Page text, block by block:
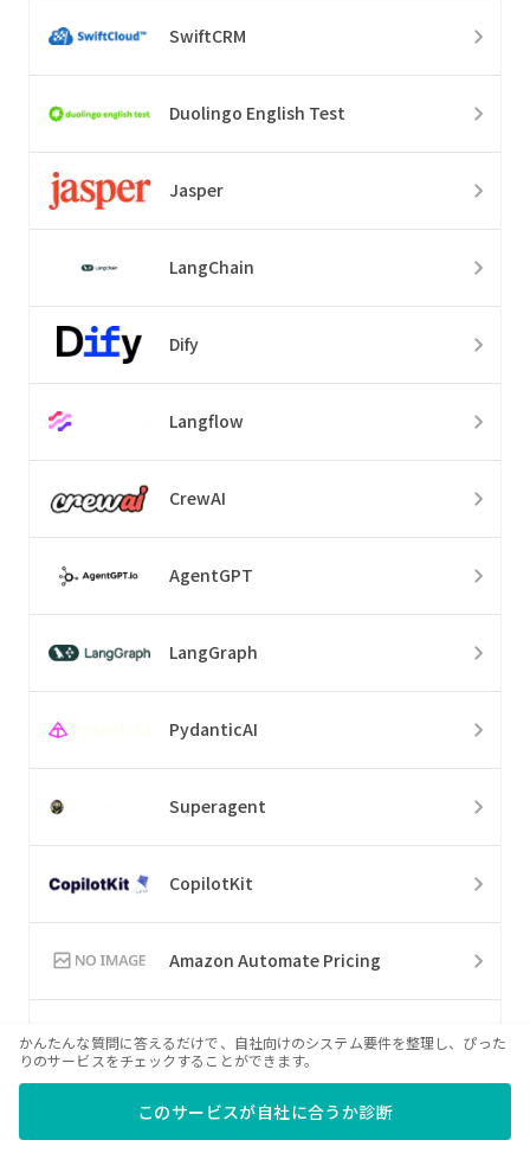
SwiftCRM
Duolingo English Test
Jasper
LangChain
Dify
Langflow
CrewAI
AgentGPT
LangGraph
PydanticAI
Superagent
CopilotKit
Amazon Automate Pricing
Clarifai
CompreFace
かんたんな質問に答えるだけで、自社向けのシステム要件を整理し、ぴった
りのサービスをチェックすることができます。
このサービスが自社に合うか診断